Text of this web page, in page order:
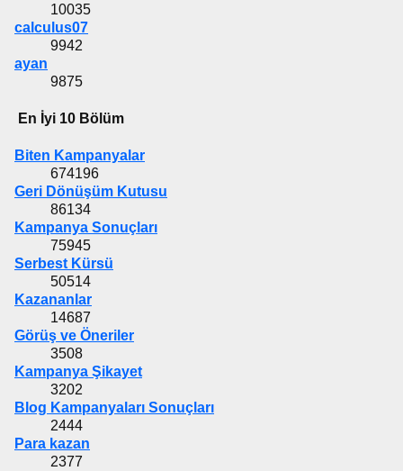
10035
calculus07
9942
ayan
9875
En İyi 10 Bölüm
Biten Kampanyalar
674196
Geri Dönüşüm Kutusu
86134
Kampanya Sonuçları
75945
Serbest Kürsü
50514
Kazananlar
14687
Görüş ve Öneriler
3508
Kampanya Şikayet
3202
Blog Kampanyaları Sonuçları
2444
Para kazan
2377